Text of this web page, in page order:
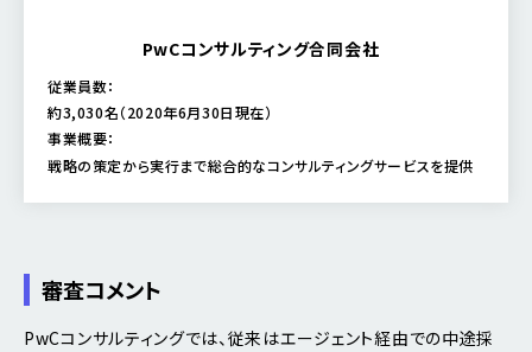
PwCコンサルティング合同会社
従業員数：
約3,030名（2020年6月30日現在）
事業概要：
戦略の策定から実行まで総合的なコンサルティングサービスを提供
審査コメント
PwCコンサルティングでは、従来はエージェント経由での中途採